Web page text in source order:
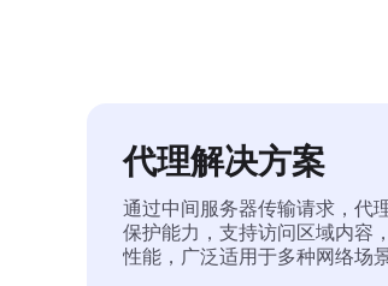
代理解决方案
通过中间服务器传输请求，代
保护能力，支持访问区域内容
性能，广泛适用于多种网络场景